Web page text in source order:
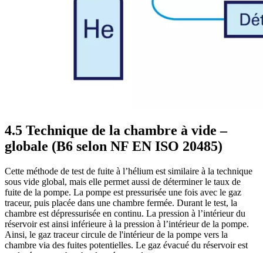
4.5 Technique de la chambre à vide –
globale (B6 selon NF EN ISO 20485)
Cette méthode de test de fuite à l’hélium est similaire à la technique
sous vide global, mais elle permet aussi de déterminer le taux de
fuite de la pompe. La pompe est pressurisée une fois avec le gaz
traceur, puis placée dans une chambre fermée. Durant le test, la
chambre est dépressurisée en continu. La pression à l’intérieur du
réservoir est ainsi inférieure à la pression à l’intérieur de la pompe.
Ainsi, le gaz traceur circule de l'intérieur de la pompe vers la
chambre via des fuites potentielles. Le gaz évacué du réservoir est